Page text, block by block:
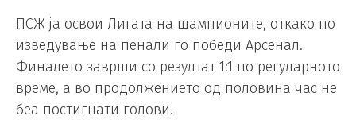
ПСЖ ја освои Лигата на шампионите, откако по
изведување на пенали го победи Арсенал.
Финалето заврши со резултат 1:1 по регуларното
време, а во продолжението од половина час не
беа постигнати голови.